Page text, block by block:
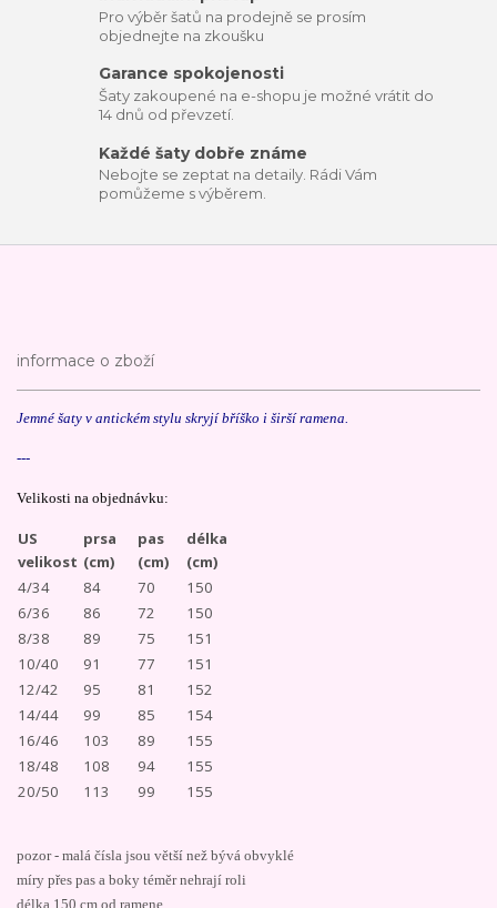
Pro výběr šatů na prodejně se prosím
objednejte na zkoušku
Garance spokojenosti
Šaty zakoupené na e-shopu je možné vrátit do
14 dnů od převzetí.
Každé šaty dobře známe
Nebojte se zeptat na detaily. Rádi Vám
pomůžeme s výběrem.
informace o zboží
Jemné šaty v antickém stylu skryjí bříško i širší ramena.
---
Velikosti na objednávku:
US
velikost
prsa
(cm)
pas
(cm)
délka
(cm)
4/34
84 70
150
6/36
86 72
150
8/38
89 75
151
10/40
91 77
151
12/42
95 81
152
14/44
99 85
154
16/46
103 89
155
18/48
108 94
155
20/50
113 99 155
pozor - malá čísla jsou větší než bývá obvyklé
míry přes pas a boky téměr nehrají roli
délka 150 cm od ramene